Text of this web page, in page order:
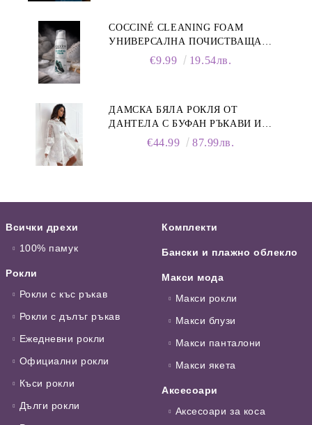
COCCINÉ CLEANING FOAM
УНИВЕРСАЛНА ПОЧИСТВАЩА
ПЯНА ЗА ОБУВКИ, 150 МЛ
€9.99 19.54лв.
ДАМСКА БЯЛА РОКЛЯ ОТ
ДАНТЕЛА С БУФАН РЪКАВИ И
€44.99 87.99лв.
Всички дрехи
100% памук
Рокли
Рокли с къс ръкав
Рокли с дълъг ръкав
Ежедневни рокли
Официални рокли
Къси рокли
Дълги рокли
Комплекти
Бански и плажно облекло
Макси мода
Макси рокли
Макси блузи
Макси панталони
Макси якета
Аксесоари
Аксесоари за коса